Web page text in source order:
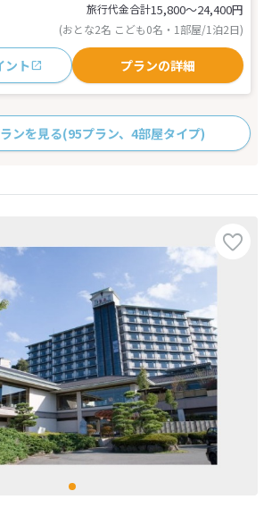
旅行代金合計15,800〜24,400円
(おとな2名 こども0名・1部屋/1泊2日)
ント プランの詳細
ンを見る(95プラン、4部屋タイプ)